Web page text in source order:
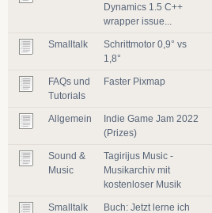
Dynamics 1.5 C++
wrapper issue...
Smalltalk
Schrittmotor 0,9° vs
1,8°
FAQs und
Tutorials
Faster Pixmap
Allgemein
Indie Game Jam 2022
(Prizes)
Sound &
Music
Tagirijus Music -
Musikarchiv mit
kostenloser Musik
Smalltalk
Buch: Jetzt lerne ich